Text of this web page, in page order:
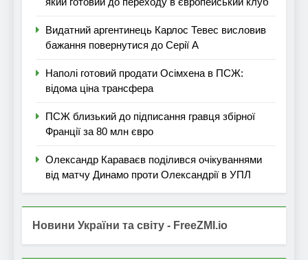
Видатний аргентинець Карлос Тевес висловив
бажання повернутися до Серії А
Наполі готовий продати Осімхена в ПСЖ:
відома ціна трансфера
ПСЖ близький до підписання гравця збірної
Франції за 80 млн євро
Олександр Караваєв поділився очікуваннями
від матчу Динамо проти Олександрії в УПЛ
Новини України та світу - FreeZMI.io